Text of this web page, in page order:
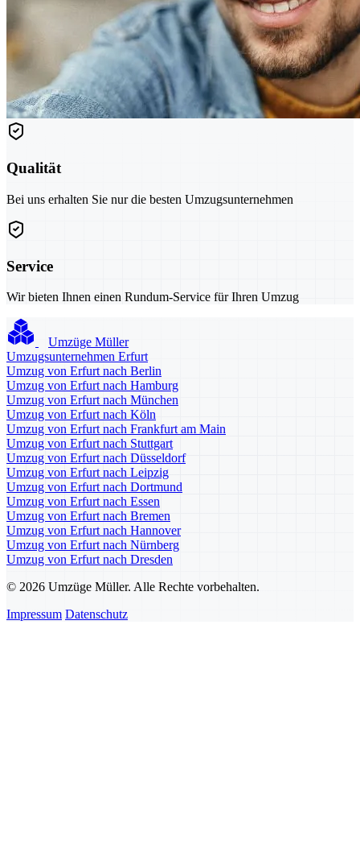
Qualität
Bei uns erhalten Sie nur die besten Umzugsunternehmen
Service
Wir bieten Ihnen einen Rundum-Service für Ihren Umzug
Umzüge Müller
Umzugsunternehmen Erfurt
Umzug von Erfurt nach Berlin
Umzug von Erfurt nach Hamburg
Umzug von Erfurt nach München
Umzug von Erfurt nach Köln
Umzug von Erfurt nach Frankfurt am Main
Umzug von Erfurt nach Stuttgart
Umzug von Erfurt nach Düsseldorf
Umzug von Erfurt nach Leipzig
Umzug von Erfurt nach Dortmund
Umzug von Erfurt nach Essen
Umzug von Erfurt nach Bremen
Umzug von Erfurt nach Hannover
Umzug von Erfurt nach Nürnberg
Umzug von Erfurt nach Dresden
© 2026 Umzüge Müller. Alle Rechte vorbehalten.
Impressum Datenschutz